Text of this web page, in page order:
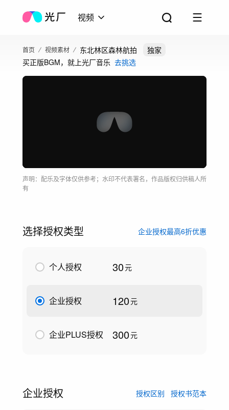
视频
首页 视频素材 东北林区森林航拍
独家
买正版BGM，就上光厂音乐 去挑选
声明：配乐及字体仅供参考；水印不代表署名，作品版权归供稿人所
有
选择授权类型 企业授权最高6折优惠
个人授权 30元
企业授权 120元
企业PLUS授权 300元
企业授权 授权区别 授权书范本